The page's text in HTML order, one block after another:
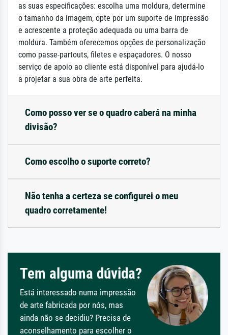
as suas especificações: escolha uma moldura, determine
o tamanho da imagem, opte por um suporte de impressão
e acrescente a proteção adequada ou uma barra de
moldura. Também oferecemos opções de personalização
como passe-partouts, filetes e espaçadores. O nosso
serviço de apoio ao cliente está disponível para ajudá-lo
a projetar a sua obra de arte perfeita.
Como posso ver se o quadro caberá na minha
divisão?
Como escolho o suporte correto?
Não tenha a certeza se configurei o meu
quadro corretamente!
Tem alguma dúvida?
Está interessado numa impressão
de arte fabricada por nós, mas
ainda não se decidiu? Precisa de
aconselhamento para escolher o